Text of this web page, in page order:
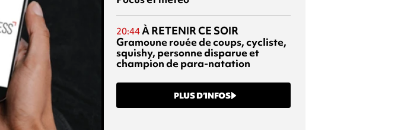
20:44À RETENIR CE SOIR
Gramoune rouée de coups, cycliste,
squishy, personne disparue et
champion de para-natation
PLUS D’INFOS